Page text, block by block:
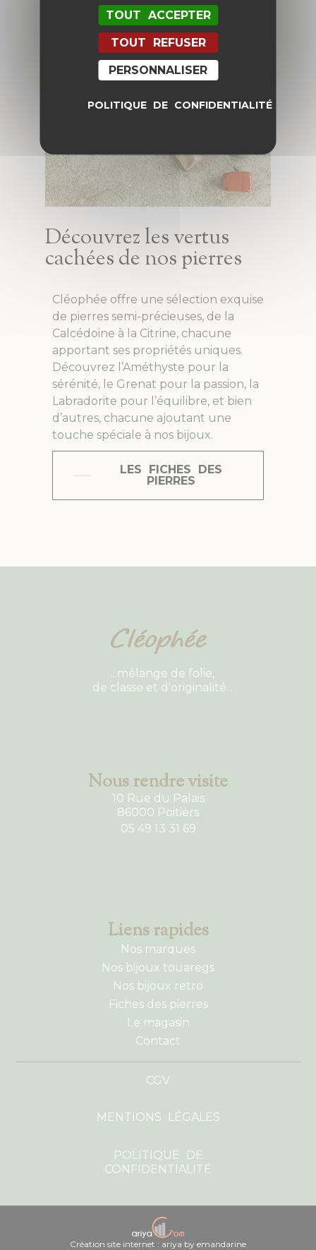
Découvrez les vertus
cachées de nos pierres
Cléophée offre une sélection exquise
de pierres semi-précieuses, de la
Calcédoine à la Citrine, chacune
apportant ses propriétés uniques.
Découvrez l’Améthyste pour la
sérénité, le Grenat pour la passion, la
Labradorite pour l’équilibre, et bien
d’autres, chacune ajoutant une
touche spéciale à nos bijoux.
LES FICHES DES
PIERRES
...mélange de folie,
de classe et d'originalité...
Nous rendre visite
10 Rue du Palais
86000 Poitiers
05 49 13 31 69
Liens rapides
Nos marques
Nos bijoux touaregs
Nos bijoux retro
Fiches des pierres
Le magasin
Contact
CGV
MENTIONS LÉGALES
POLITIQUE DE
CONFIDENTIALITÉ
Création site internet : ariya by emandarine
TOUT ACCEPTER
TOUT REFUSER
PERSONNALISER
POLITIQUE DE CONFIDENTIALITÉ